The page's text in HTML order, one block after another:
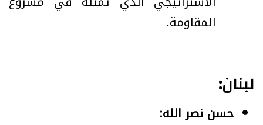
المقاومة.
لبنان:
حسن نصر الله: